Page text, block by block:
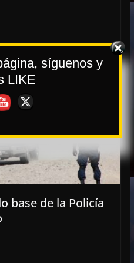
base de la Policía
síguenos y
LIKE